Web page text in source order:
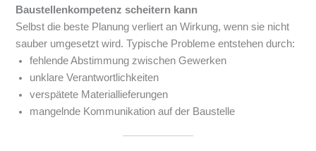
Baustellenkompetenz scheitern kann
Selbst die beste Planung verliert an Wirkung, wenn sie nicht
sauber umgesetzt wird. Typische Probleme entstehen durch:
fehlende Abstimmung zwischen Gewerken
unklare Verantwortlichkeiten
verspätete Materiallieferungen
mangelnde Kommunikation auf der Baustelle